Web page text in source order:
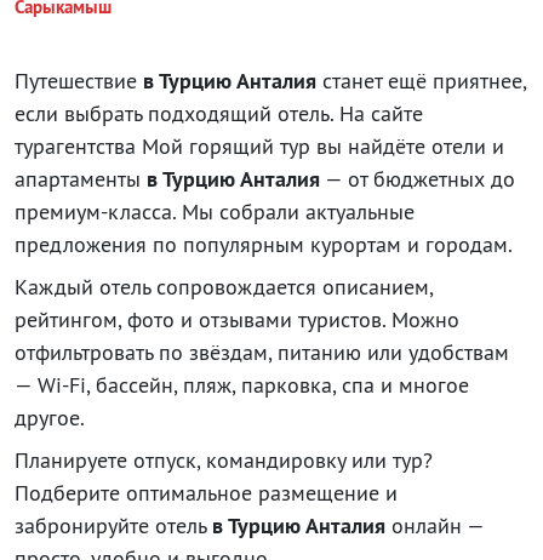
Сарыкамыш
Путешествие в Турцию Анталия станет ещё приятнее,
если выбрать подходящий отель. На сайте
турагентства Мой горящий тур вы найдёте отели и
апартаменты в Турцию Анталия — от бюджетных до
премиум-класса. Мы собрали актуальные
предложения по популярным курортам и городам.
Каждый отель сопровождается описанием,
рейтингом, фото и отзывами туристов. Можно
отфильтровать по звёздам, питанию или удобствам
— Wi-Fi, бассейн, пляж, парковка, спа и многое
другое.
Планируете отпуск, командировку или тур?
Подберите оптимальное размещение и
забронируйте отель в Турцию Анталия онлайн —